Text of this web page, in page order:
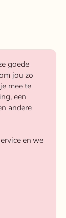
goede
jou zo
mee te
een
andere
en we